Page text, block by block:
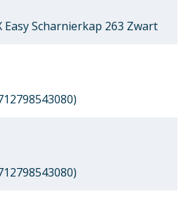
Scharnierkap 263 Zwart